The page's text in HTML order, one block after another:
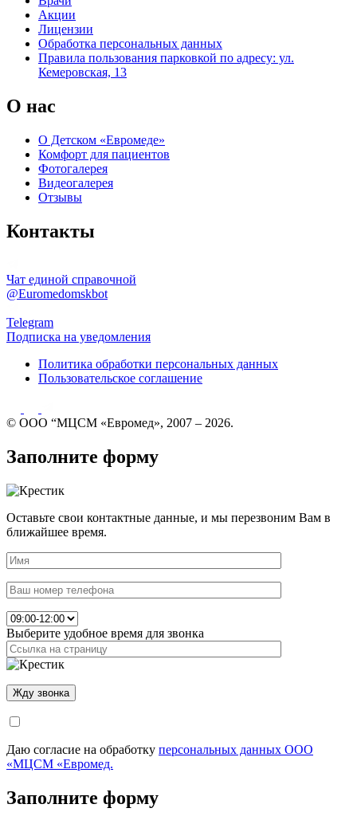
Акции
Лицензии
Обработка персональных данных
Правила пользования парковкой по адресу: ул.
Кемеровская, 13
О нас
О Детском «Евромеде»
Комфорт для пациентов
Фотогалерея
Видеогалерея
Отзывы
Контакты
Чат единой справочной
@Euromedomskbot
Telegram
Подписка на уведомления
Политика обработки персональных данных
Пользовательское соглашение
© ООО “МЦСМ «Евромед», 2007 – 2026.
Заполните форму
Оставьте свои контактные данные, и мы перезвоним Вам в
ближайшее время.
Выберите удобное время для звонка
Даю согласие на обработку персональных данных ООО
«МЦСМ «Евромед.
Заполните форму